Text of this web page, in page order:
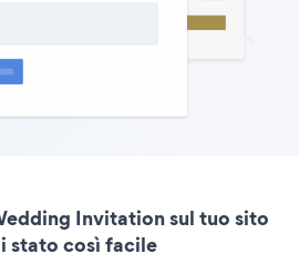
Invitation sul tuo sito
stato così facile